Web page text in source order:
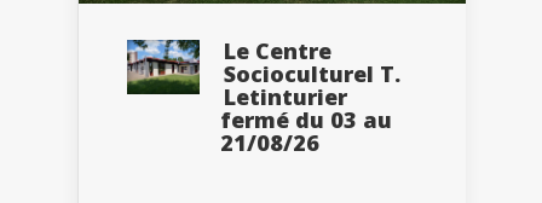
Le Centre
Socioculturel T.
Letinturier
fermé du 03 au
21/08/26